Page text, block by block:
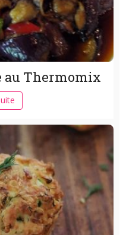
au Thermomix